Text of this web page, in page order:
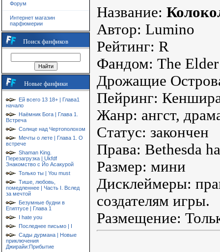
Форум
Интернет магазин
парфюмерии
Поиск фанфиков
Новые фанфики
Ей всего 13 18+ | Глава1
начало
Наёмник Бога | Глава 1.
Встреча
Солнце над Чертополохом
Мечты о лете | Глава 1. О
встрече
Shaman King.
Перезагрузка | Ukfdf
Знакомство с Йо Асакурой
Только ты | You must
Тише, любовь,
помедленнее | Часть I. Вслед
за мечтой
Безумные будни в
Египтусе | Глава 1
I hate you
Последнее письмо | I
Сады дурмана | Новые
приключения
Джирайи:Прибытие
Название:
Автор: Lumino
Рейтинг: R
Фандом: The
Дрожащие
Пейринг:
Жанр: ангст,
Статус: закончен
Права: Bethesda
Размер: мини
Дисклеймеры:
создателям игры.
Размещение: